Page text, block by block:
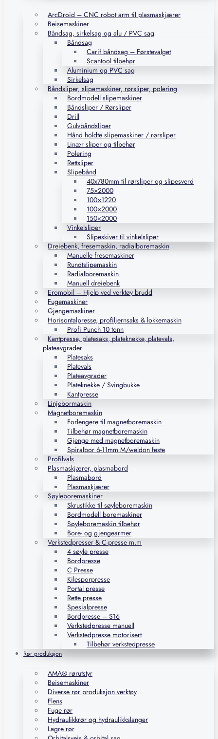
ArcDroid – CNC robot arm til plasmaskjærer
Beisemaskiner
Båndsag, sirkelsag og alu / PVC sag
Båndsag
Carif båndsag – Førstevalget
Scantool tilbehør
Aluminium og PVC sag
Sirkelsag
Båndsliper, slipemaskiner, rørsliper, polering
Bordmodell slipemaskiner
Båndsliper / Rørsliper
Drill
Gulvbåndsliper
Hånd holdte slipemaskiner / rørsliper
Linær sliper og tilbehør
Polering
Rettsliper
Slipebånd
40x780mm til rørsliper og slipesverd
75×2000
100×1220
100×2000
150×2000
Vinkelsliper
Slipeskiver til vinkelsliper
Dreiebenk, fresemaskin, radialboremaskin
Manuelle fresemaskiner
Rundtslipemaskin
Radialboremaskin
Manuell dreiebenk
Eromobil – Hjelp ved verktøy brudd
Fugemaskiner
Gjengemaskiner
Horisontalpresse, profiljernsaks & lokkemaskin
Profi Punch 10 tonn
Kantpresse, platesaks, plateknekke, platevals,
plateavgrader
Platesaks
Platevals
Plateavgrader
Plateknekke / Svingbukke
Kantpresse
Linjebormaskin
Magnetboremaskin
Forlengere til magnetboremaskin
Tilbehør magnetboremaskin
Gjenge med magnetboremaskin
Spiralbor 6-11mm M/weldon feste
Profilvals
Plasmaskjærer, plasmabord
Plasmabord
Plasmaskjærer
Søyleboremaskiner
Skrustikke til søyleboremaskin
Bordmodell boremaskiner
Søyleboremaskin tilbehør
Bore- og gjengearmer
Verkstedpresser & C-presse m.m
4 søyle presse
Bordpresse
C Presse
Kilesporpresse
Portal presse
Rette presse
Spesialpresse
Bordpresse – S16
Verkstedpresse manuell
Verkstedpresse motorisert
Tilbehør verkstedpresse
Rør produksjon
AMA® rørutstyr
Beisemaskiner
Diverse rør produksjon verktøy
Flens
Fuge rør
Hydraulikkrør og hydraulikkslanger
Lagre rør